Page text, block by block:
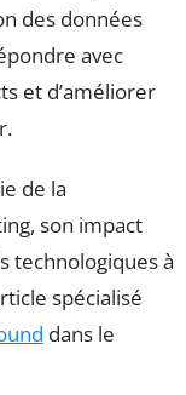
des données
avec
et d’améliorer
de la
son impact
technologiques à
spécialisé
dans le